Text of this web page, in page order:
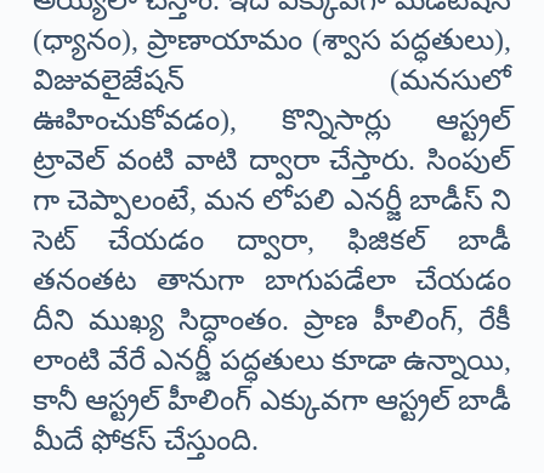
(ధ్యానం), ప్రాణాయామం (శ్వాస పద్ధతులు),
విజువలైజేషన్ (మనసులో
ఊహించుకోవడం), కొన్నిసార్లు ఆస్ట్రల్
ట్రావెల్ వంటి వాటి ద్వారా చేస్తారు. సింపుల్
గా చెప్పాలంటే, మన లోపలి ఎనర్జీ బాడీస్ ని
సెట్ చేయడం ద్వారా, ఫిజికల్ బాడీ
తనంతట తానుగా బాగుపడేలా చేయడం
దీని ముఖ్య సిద్ధాంతం. ప్రాణ హీలింగ్, రేకీ
లాంటి వేరే ఎనర్జీ పద్ధతులు కూడా ఉన్నాయి,
కానీ ఆస్ట్రల్ హీలింగ్ ఎక్కువగా ఆస్ట్రల్ బాడీ
మీదే ఫోకస్ చేస్తుంది.